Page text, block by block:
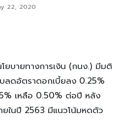
22, 2020
ยบายทางการเงิน (กนง.) มีมติ
ลดอัตราดอกเบี้ยลง 0.25%
เหลือ 0.50% ต่อปี หลัง
ยในปี 2563 มีแนวโน้มหดตัว